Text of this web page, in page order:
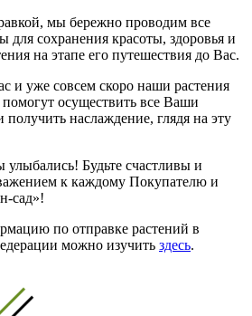
мы бережно проводим все
для сохранения красоты, здоровья и
на этапе его путешествия до Вас.
и уже совсем скоро наши растения
помогут осуществить все Ваши
наслаждение, глядя на эту
Будьте счастливы и
к каждому Покупателю и
сад»!
по отправке растений в
можно изучить здесь.